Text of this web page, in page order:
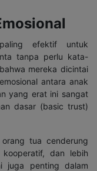
efektif untuk
tanpa perlu kata-
mereka dicintai
antara anak
yang erat ini sangat
dasar (basic trust)
tua cenderung
dan lebih
juga penting dalam